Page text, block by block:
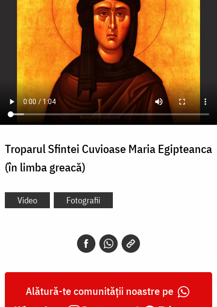
Troparul Sfintei Cuvioase Maria Egipteanca
(în limba greacă)
Video Fotografii
Alătură-te comunității noastre pe